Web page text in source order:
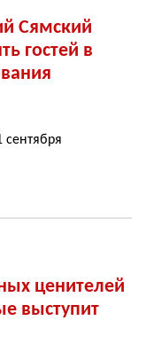
Сямский
гостей в
сентября
ценителей
выступит